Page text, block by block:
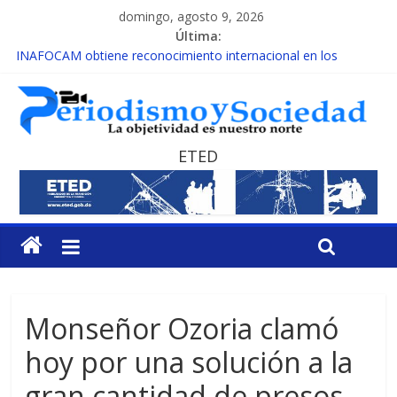
domingo, agosto 9, 2026
Última:
INAFOCAM obtiene reconocimiento internacional en los
15 de febrero de cada año es Día Nacional de la lucha contra el
cáncer infantil
EL ENFOQUE UNILATERAL DE LA COALICIÓN
MESCyT y Universidad Albizu apoyarán rehabilitación de
reclusos
MESCyT presenta calendario de Consulta Nacional por la
Educación
ETED
Monseñor Ozoria clamó
hoy por una solución a la